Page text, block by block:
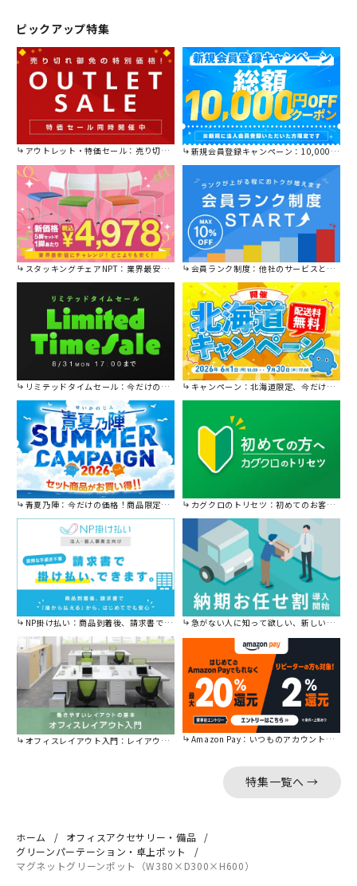
ピックアップ特集
アウトレット・特価セール：売り切れ御免の特別価格！ 新規会員登録キャンペーン：10,000円OFFクーポン進呈中！
スタッキングチェアNPT：業界最安値に挑戦！ 会員ランク制度：他社のサービスと比較してください。
リミテッドタイムセール：今だけの限定セール。 キャンペーン：北海道限定、今だけ送料無料！
青夏乃陣：今だけの価格！商品限定セール開催中です。 カグクロのトリセツ：初めてのお客様はこちら。
NP掛け払い：商品到着後、請求書で後から払えます。 急がない人に知って欲しい、新しい割引を始めました。
オフィスレイアウト入門：レイアウトの基本をご紹介。 Amazon Pay：いつものアカウントで簡単に決済可能。
特集一覧へ →
ホーム
オフィスアクセサリー・備品
グリーンパーテーション・卓上ポット
マグネットグリーンポット（W380×D300×H600）